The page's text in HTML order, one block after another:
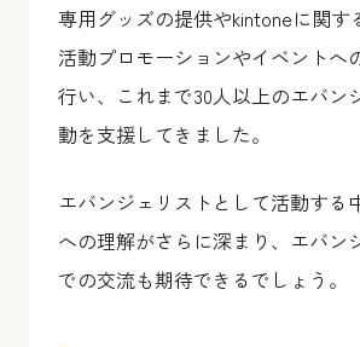
専用グッズの提供やkintoneに関す
活動プロモーションやイベントへ
行い、これまで30人以上のエバン
動を支援してきました。
エバンジェリストとして活動する
への理解がさらに深まり、エバン
での交流も期待できるでしょう。